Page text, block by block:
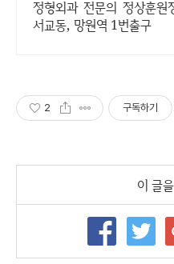
정형외과 전문의 정상훈
서교동, 망원역 1번출구
2 구독하기
이 글